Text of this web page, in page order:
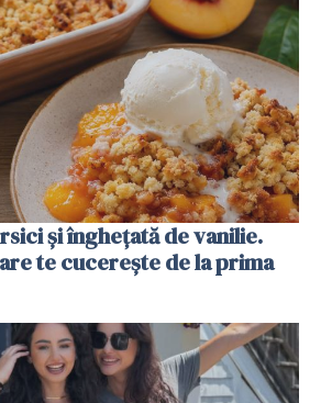
și înghețată de vanilie.
te cucerește de la prima